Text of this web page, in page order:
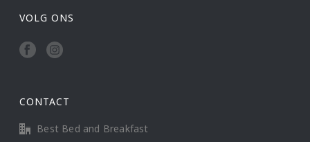
VOLG ONS
CONTACT
Best Bed and Breakfast